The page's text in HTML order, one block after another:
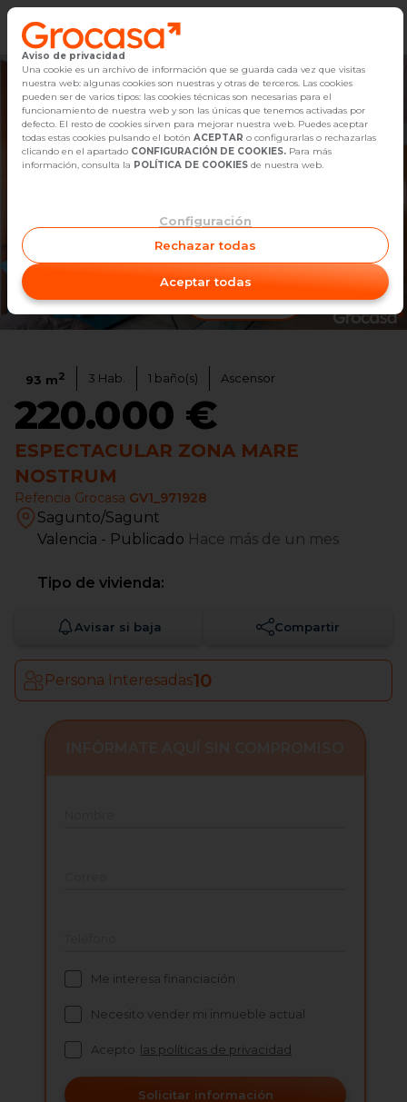
Vender
Buscar Inmuebles
Alquiler
Empleo
Oficinas
Contacto 1/25
93 m2 3 Hab. 1 baño(s) Ascensor
220.000 €
ESPECTACULAR ZONA MARE
NOSTRUM
Refencia Grocasa GV1_971928
Sagunto/Sagunt
Valencia - Publicado Hace más de un mes
Tipo de vivienda:
Avisar si baja Compartir
Persona Interesadas10
Me interesa financiación
Necesito vender mi inmueble actual
Acepto las políticas de privacidad
Solicitar información
Aviso de privacidad
Una cookie es un archivo de información que se guarda cada vez que visitas
nuestra web: algunas cookies son nuestras y otras de terceros. Las cookies
pueden ser de varios tipos: las cookies técnicas son necesarias para el
funcionamiento de nuestra web y son las únicas que tenemos activadas por
defecto. El resto de cookies sirven para mejorar nuestra web. Puedes aceptar
todas estas cookies pulsando el botón ACEPTAR o configurarlas o rechazarlas
clicando en el apartado CONFIGURACIÓN DE COOKIES. Para más
información, consulta la POLÍTICA DE COOKIES de nuestra web.
Configuración
Rechazar todas
Aceptar todas